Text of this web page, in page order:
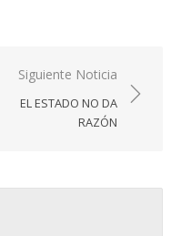
Siguiente Noticia
EL ESTADO NO DA
RAZÓN